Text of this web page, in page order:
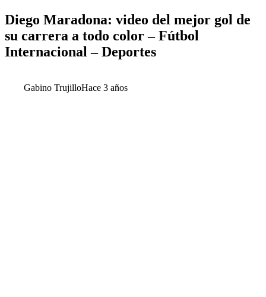
Diego Maradona: video del mejor gol de
su carrera a todo color – Fútbol
Internacional – Deportes
Gabino TrujilloHace 3 años